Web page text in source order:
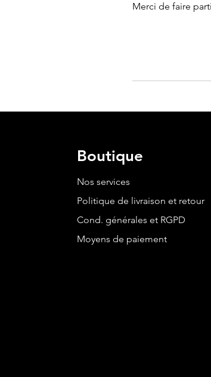
Merci de faire
Boutique
Nos services
Politique de livraison et retour
Cond. générales et RGPD
Moyens de paiement